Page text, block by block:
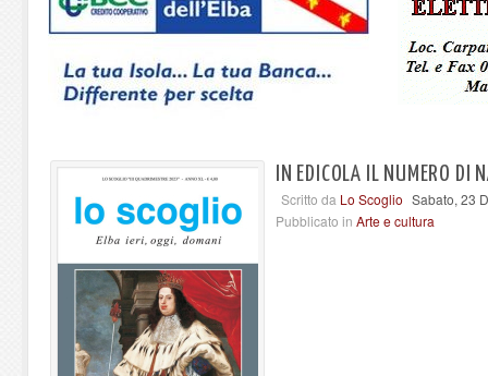
IN EDICOLA IL NUMERO DI
Scritto da Lo Scoglio Sabato, 23
Pubblicato in Arte e cultura